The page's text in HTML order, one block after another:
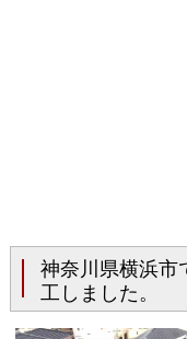
神奈川県横浜市
工しました。